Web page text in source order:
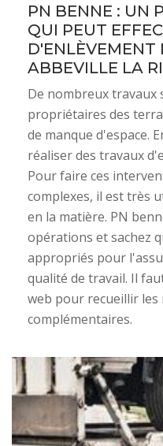
PN BENNE : UN
QUI PEUT
D'ENLÈVEMENT
ABBEVILLE LA
De nombreux travaux
propriétaires des
de manque d'espace.
réaliser des travaux
Pour faire ces
complexes, il est très
en la matière. PN
opérations et sachez
appropriés pour
qualité de travail. Il
web pour recueillir
complémentaires.